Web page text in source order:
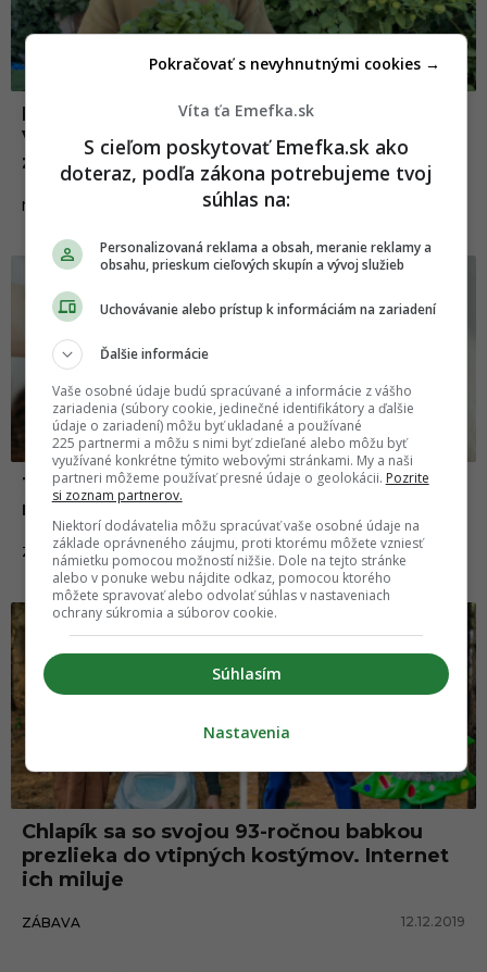
Mladý tatér sa rozhodol karanténu využiť.
V záhradke si začal pestovať vlastnú
zeleninu
NEWS
Takto by vyzeral náš život, ak by sme sa
nechali inšpirovať mačkami
ZÁBAVA 26.02.2020
Chlapík sa so svojou 93-ročnou babkou
prezlieka do vtipných kostýmov. Internet
ich miluje
ZÁBAVA 12.12.2019
Víta ťa Emefka.sk
S cieľom poskytovať Emefka.sk ako
doteraz, podľa zákona potrebujeme tvoj
súhlas na:
Personalizovaná reklama a obsah, meranie reklamy a
obsahu, prieskum cieľových skupín a vývoj služieb
Uchovávanie alebo prístup k informáciám na zariadení
Ďalšie informácie
Vaše osobné údaje budú spracúvané a informácie z vášho
zariadenia (súbory cookie, jedinečné identifikátory a ďalšie
údaje o zariadení) môžu byť ukladané a používané
225 partnermi a môžu s nimi byť zdieľané alebo môžu byť
využívané konkrétne týmito webovými stránkami. My a naši
partneri môžeme používať presné údaje o geolokácii. Pozrite
si zoznam partnerov.
Niektorí dodávatelia môžu spracúvať vaše osobné údaje na
základe oprávneného záujmu, proti ktorému môžete vzniesť
námietku pomocou možností nižšie. Dole na tejto stránke
alebo v ponuke webu nájdite odkaz, pomocou ktorého
môžete spravovať alebo odvolať súhlas v nastaveniach
ochrany súkromia a súborov cookie.
Súhlasím
Pokračovať s nevyhnutnými cookies →
Nastavenia